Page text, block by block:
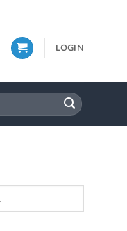
LOGIN